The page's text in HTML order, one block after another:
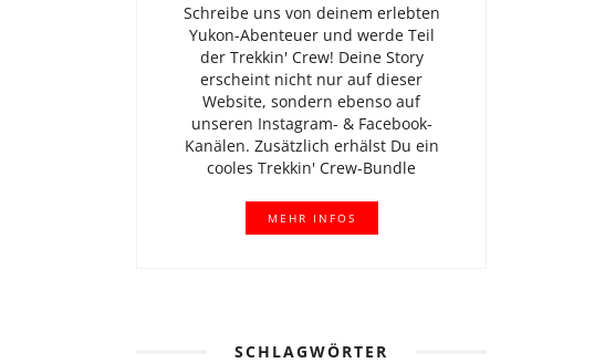
Schreibe uns von deinem erlebten
Yukon-Abenteuer und werde Teil
der Trekkin' Crew! Deine Story
erscheint nicht nur auf dieser
Website, sondern ebenso auf
unseren Instagram- & Facebook-
Kanälen. Zusätzlich erhälst Du ein
cooles Trekkin' Crew-Bundle
MEHR INFOS
SCHLAGWÖRTER